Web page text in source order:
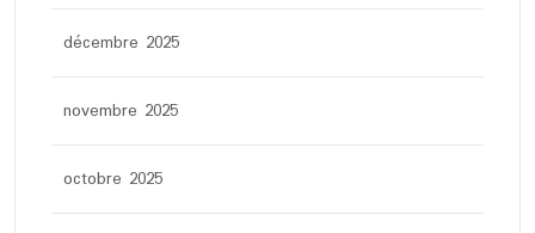
décembre 2025
novembre 2025
octobre 2025